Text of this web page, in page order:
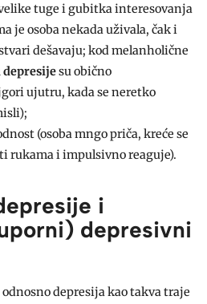
tuge i gubitka interesovanja
je osoba nekada uživala, čak i
dešavaju; kod melanholične
su obično
ujutru, kada se neretko
(osoba mngo priča, kreće se
rukama i impulsivno reaguje).
i
depresivni
odnosno depresija kao takva traje